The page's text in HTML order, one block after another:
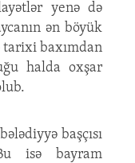
yenə də
ən böyük
tarixi baxımdan
halda oxşar
başçısı
isə bayram